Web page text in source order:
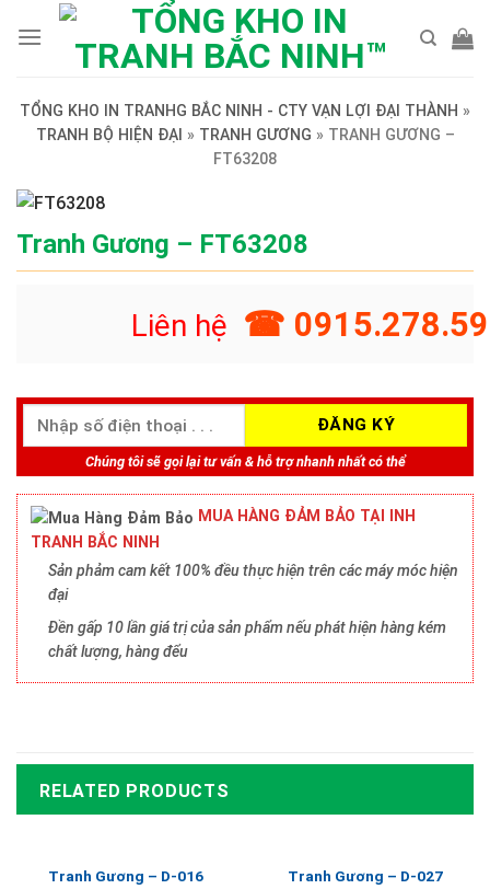
TỔNG KHO IN TRANHG BẮC NINH - CTY VẠN LỢI ĐẠI THÀNH »
TRANH BỘ HIỆN ĐẠI » TRANH GƯƠNG » TRANH GƯƠNG –
FT63208
Tranh Gương – FT63208
Liên hệ ☎
Chúng tôi sẽ gọi lại tư vấn & hỗ trợ nhanh nhất có thể
MUA HÀNG ĐẢM BẢO TẠI INH
TRANH BẮC NINH
Sản phảm cam kết 100% đều thực hiện trên các máy móc hiện
đại
Đền gấp 10 lần giá trị của sản phẩm nếu phát hiện hàng kém
chất lượng, hàng đểu
RELATED PRODUCTS
Tranh Gương – D-016 Tranh Gương – D-027